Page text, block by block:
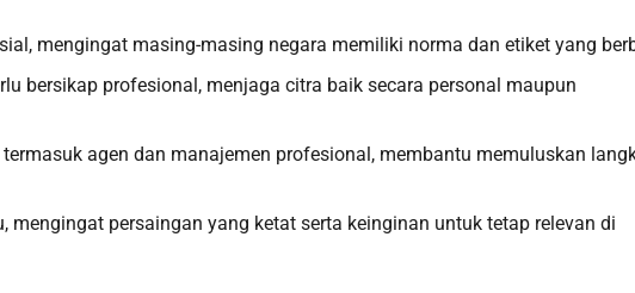
mengingat masing-masing negara memiliki norma dan etiket yang
bersikap profesional, menjaga citra baik secara personal maupun
agen dan manajemen profesional, membantu memuluskan
persaingan yang ketat serta keinginan untuk tetap relevan di